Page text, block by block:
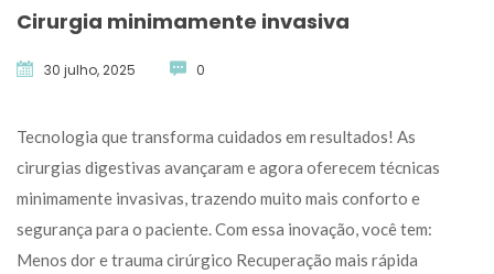
Cirurgia minimamente invasiva
30 julho, 2025 0
Tecnologia que transforma cuidados em resultados! As
cirurgias digestivas avançaram e agora oferecem técnicas
minimamente invasivas, trazendo muito mais conforto e
egurança para o paciente. Com essa inovação, você tem:
Menos dor e trauma cirúrgico Recuperação mais rápida